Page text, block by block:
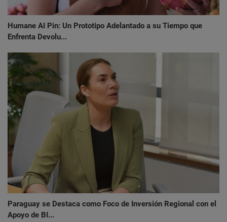
Humane AI Pin: Un Prototipo Adelantado a su Tiempo que
Enfrenta Devolu...
Paraguay se Destaca como Foco de Inversión Regional con el
Apoyo de BI...